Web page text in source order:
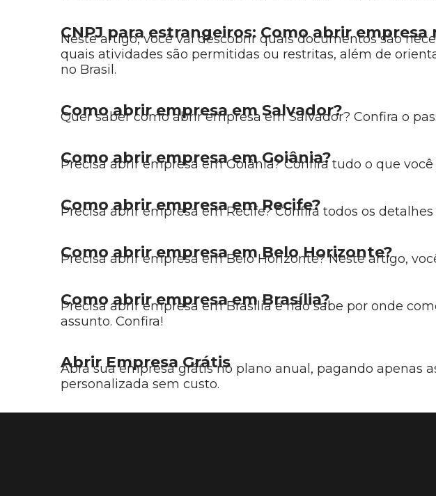
CNPJ para estrangeiros: Como abrir empresa
Neste artigo, você vai descobrir quais documentos são
quais atividades são permitidas ou restritas, além de
no Brasil.
Como abrir empresa em Salvador?
Quer saber como abrir empresa em Salvador? Confira o
Como abrir empresa em Goiânia?
Precisa abrir empresa em Goiânia? Confira tudo o que
Como abrir empresa em Recife?
Precisa abrir empresa em Recife? Confira todos os
Como abrir empresa em Belo Horizonte?
Precisa abrir empresa em Belo Horizonte? Neste artigo,
Como abrir empresa em Brasília?
Precisa abrir empresa em Brasília e não sabe por onde
assunto. Confira!
Abrir Empresa Grátis
Abra sua empresa grátis no plano anual, pagando apenas
personalizada sem custo.